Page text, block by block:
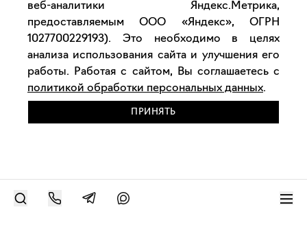
веб-аналитики Яндекс.Метрика,
предоставляемым ООО «Яндекс», ОГРН
1027700229193). Это необходимо в целях
анализа использования сайта и улучшения его
работы. Работая с сайтом, Вы соглашаетесь с
политикой обработки персональных данных.
ПРИНЯТЬ